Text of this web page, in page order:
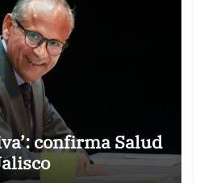
confirma Salud